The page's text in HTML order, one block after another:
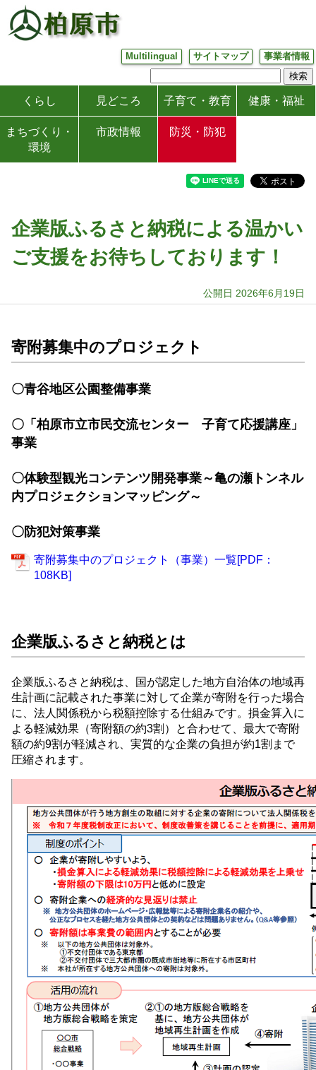
Multilingual サイトマップ 事業者情報
くらし 見どころ 子育て・教育 健康・福祉
まちづくり・
環境
市政情報 防災・防犯
企業版ふるさと納税による温かい
ご支援をお待ちしております！
公開日 2026年6月19日
寄附募集中のプロジェクト
〇青谷地区公園整備事業
〇「柏原市立市民交流センター 子育て応援講座」
事業
〇体験型観光コンテンツ開発事業～亀の瀬トンネル
内プロジェクションマッピング～
〇防犯対策事業
寄附募集中のプロジェクト（事業）一覧[PDF：
108KB]
企業版ふるさと納税とは
企業版ふるさと納税は、国が認定した地方自治体の地域再
生計画に記載された事業に対して企業が寄附を行った場合
に、法人関係税から税額控除する仕組みです。損金算入に
よる軽減効果（寄附額の約3割）と合わせて、最大で寄附
額の約9割が軽減され、実質的な企業の負担が約1割まで
圧縮されます。